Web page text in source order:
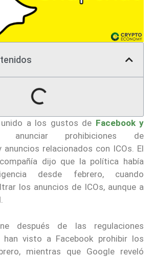
a los gustos de Facebook y
prohibiciones de
relacionados con ICOs. El
dijo que la política había
desde febrero, cuando
los anuncios de ICOs, aunque a
después de las regulaciones
han visto a Facebook prohibir los
mientras que Google reveló